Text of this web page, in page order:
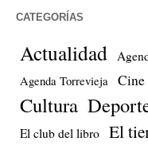
CATEGORÍAS
Actualidad
Agenda Torrevieja Cine
Cultura
El club del libro El